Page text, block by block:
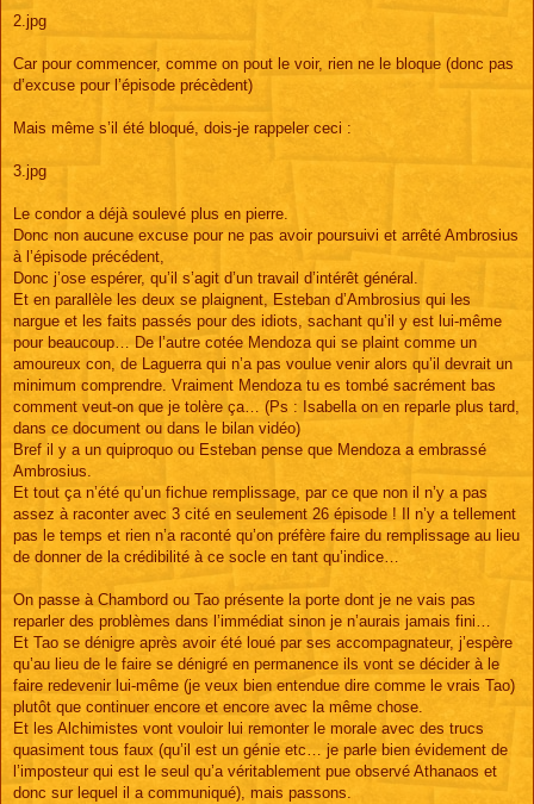
2.jpg
Car pour commencer, comme on pout le voir, rien ne le bloque (donc pas
d’excuse pour l’épisode précèdent)
Mais même s’il été bloqué, dois-je rappeler ceci :
3.jpg
Le condor a déjà soulevé plus en pierre.
Donc non aucune excuse pour ne pas avoir poursuivi et arrêté Ambrosius
à l’épisode précédent,
Donc j’ose espérer, qu’il s’agit d’un travail d’intérêt général.
Et en parallèle les deux se plaignent, Esteban d’Ambrosius qui les
nargue et les faits passés pour des idiots, sachant qu’il y est lui-même
pour beaucoup… De l’autre cotée Mendoza qui se plaint comme un
amoureux con, de Laguerra qui n’a pas voulue venir alors qu’il devrait un
minimum comprendre. Vraiment Mendoza tu es tombé sacrément bas
comment veut-on que je tolère ça… (Ps : Isabella on en reparle plus tard,
dans ce document ou dans le bilan vidéo)
Bref il y a un quiproquo ou Esteban pense que Mendoza a embrassé
Ambrosius.
Et tout ça n’été qu’un fichue remplissage, par ce que non il n’y a pas
assez à raconter avec 3 cité en seulement 26 épisode ! Il n’y a tellement
pas le temps et rien n’a raconté qu’on préfère faire du remplissage au lieu
de donner de la crédibilité à ce socle en tant qu’indice…
On passe à Chambord ou Tao présente la porte dont je ne vais pas
reparler des problèmes dans l’immédiat sinon je n’aurais jamais fini…
Et Tao se dénigre après avoir été loué par ses accompagnateur, j’espère
qu’au lieu de le faire se dénigré en permanence ils vont se décider à le
faire redevenir lui-même (je veux bien entendue dire comme le vrais Tao)
plutôt que continuer encore et encore avec la même chose.
Et les Alchimistes vont vouloir lui remonter le morale avec des trucs
quasiment tous faux (qu’il est un génie etc… je parle bien évidement de
l’imposteur qui est le seul qu’a véritablement pue observé Athanaos et
donc sur lequel il a communiqué), mais passons.